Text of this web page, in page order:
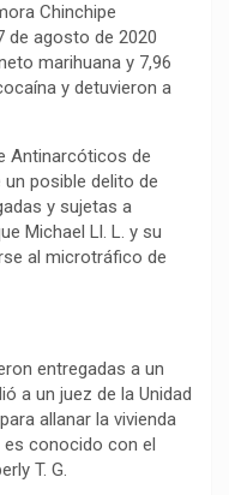
Chinchipe
de agosto de 2020
marihuana y 7,96
y detuvieron a
Antinarcóticos de
posible delito de
y sujetas a
Michael Ll. L. y su
al microtráfico de
entregadas a un
a un juez de la Unidad
allanar la vivienda
es conocido con el
T. G.